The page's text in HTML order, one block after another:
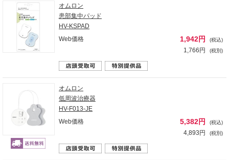
オムロン
患部集中パッド
HV-KSPAD
Web価格
1,942円 (税込)
1,766円 (税別)
オムロン
低周波治療器
HV-F013-JE
Web価格
5,382円 (税込)
4,893円 (税別)